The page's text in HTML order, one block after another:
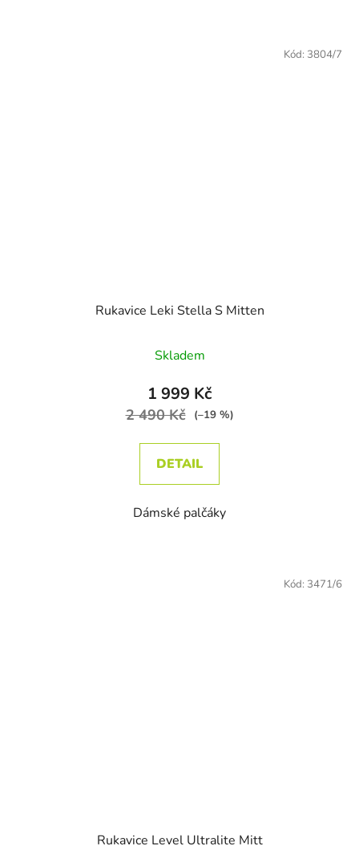
Rukavice Leki Stella S Mitten
Skladem
1 999 Kč
2 490 Kč (–19 %)
DETAIL
Dámské palčáky
Kód: 3804/7
Rukavice Level Ultralite Mitt
Kód: 3471/6